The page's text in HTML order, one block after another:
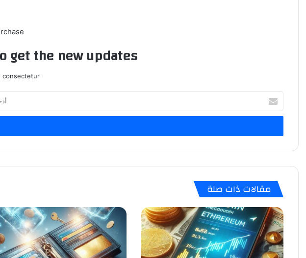
get the new updates!
consectetur.
بريدك
الإلكتروني
مقالات ذات صلة